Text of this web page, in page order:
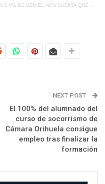
BENIEL NOS CUENTA QUÉ HACER ANTE UN GOLPE DE CALOR
NEXT POST
El 100% del alumnado del
curso de socorrismo de
Cámara Orihuela consigue
empleo tras finalizar la
formación